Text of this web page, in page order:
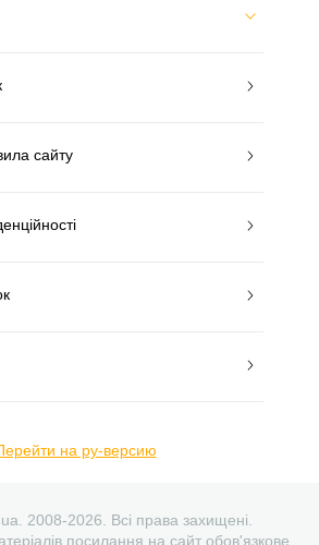
сайту
на ру-версию
2008-2026. Всі права захищені.
посилання на сайт обов'язкове.